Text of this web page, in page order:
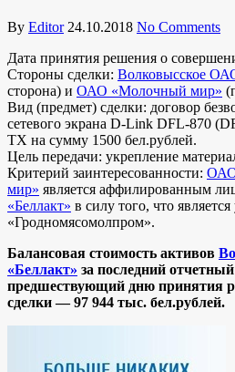
By Editor 24.10.2018 No Comments
Дата принятия решения о
Стороны сделки: Волковысское
сторона) и ОАО «Молочный мир»
Вид (предмет) сделки: договор
сетевого экрана D-Link DFL-870
TX на сумму 1500 бел.рублей.
Цель передачи: укрепление
Критерий заинтересованности:
мир» является аффилированным
«Беллакт» в силу того, что
«Гродномясомолпром».
Балансовая стоимость активов
«Беллакт» за последний
предшествующий дню принятия
сделки — 97 944 тыс. бел.рублей.